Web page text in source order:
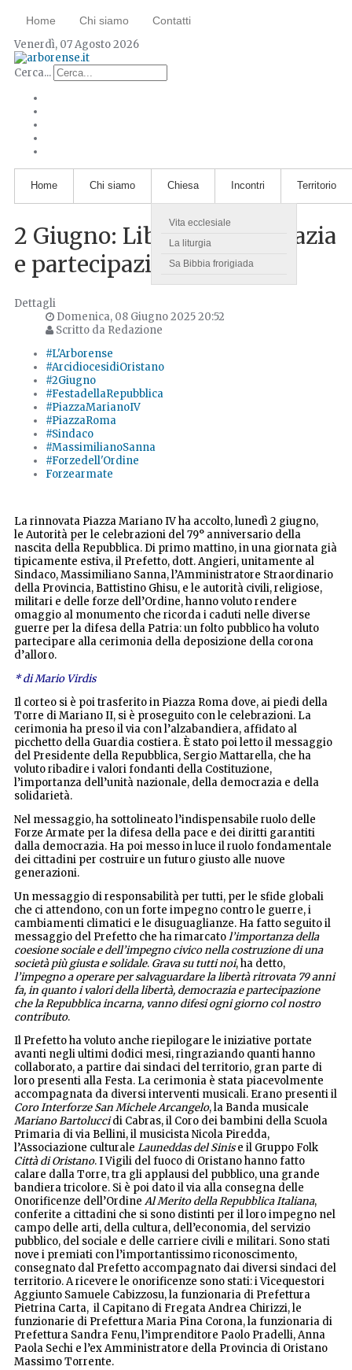
Home Chi siamo Contatti
Venerdì, 07 Agosto 2026
Cerca...
Home Chi siamo Chiesa
Vita ecclesiale
La liturgia
Sa Bibbia frorigiada
Incontri Territorio
2 Giugno: Libertà, democrazia
e partecipazione
Dettagli
Domenica, 08 Giugno 2025 20:52
Scritto da Redazione
#L'Arborense
#ArcidiocesidiOristano
#2Giugno
#FestadellaRepubblica
#PiazzaMarianoIV
#PiazzaRoma
#Sindaco
#MassimilianoSanna
#Forzedell'Ordine
Forzearmate
La rinnovata Piazza Mariano IV ha accolto, lunedì 2 giugno,
le Autorità per le celebrazioni del 79° anniversario della
nascita della Repubblica. Di primo mattino, in una giornata già
tipicamente estiva, il Prefetto, dott. Angieri, unitamente al
Sindaco, Massimiliano Sanna, l’Amministratore Straordinario
della Provincia, Battistino Ghisu, e le autorità civili, religiose,
militari e delle forze dell’Ordine, hanno voluto rendere
omaggio al monumento che ricorda i caduti nelle diverse
guerre per la difesa della Patria: un folto pubblico ha voluto
partecipare alla cerimonia della deposizione della corona
d’alloro.
* di Mario Virdis
Il corteo si è poi trasferito in Piazza Roma dove, ai piedi della
Torre di Mariano II, si è proseguito con le celebrazioni. La
cerimonia ha preso il via con l’alzabandiera, affidato al
picchetto della Guardia costiera. È stato poi letto il messaggio
del Presidente della Repubblica, Sergio Mattarella, che ha
voluto ribadire i valori fondanti della Costituzione,
l’importanza dell’unità nazionale, della democrazia e della
solidarietà.
Nel messaggio, ha sottolineato l’indispensabile ruolo delle
Forze Armate per la difesa della pace e dei diritti garantiti
dalla democrazia. Ha poi messo in luce il ruolo fondamentale
dei cittadini per costruire un futuro giusto alle nuove
generazioni.
Un messaggio di responsabilità per tutti, per le sfide globali
che ci attendono, con un forte impegno contro le guerre, i
cambiamenti climatici e le disuguaglianze. Ha fatto seguito il
messaggio del Prefetto che ha rimarcatol’importanza della
coesione sociale e dell’impegno civico nella costruzione di una
società più giusta e solidale. Grava su tutti noi, ha detto,
l’impegno a operare per salvaguardare la libertà ritrovata 79 anni
fa, in quanto i valori della libertà, democrazia e partecipazione
che la Repubblica incarna, vanno difesi ogni giorno col nostro
contributo.
Il Prefetto ha voluto anche riepilogare le iniziative portate
avanti negli ultimi dodici mesi, ringraziando quanti hanno
collaborato, a partire dai sindaci del territorio, gran parte di
loro presenti alla Festa. La cerimonia è stata piacevolmente
accompagnata da diversi interventi musicali. Erano presenti il
Coro Interforze San Michele Arcangelo, la Banda musicale
Mariano Bartoluccidi Cabras, il Coro dei bambini della Scuola
Primaria di via Bellini, il musicista Nicola Piredda,
l’Associazione culturale Launeddas del Sinise il Gruppo Folk
Città di Oristano. I Vigili del fuoco di Oristano hanno fatto
calare dalla Torre, tra gli applausi del pubblico, una grande
bandiera tricolore. Si è poi dato il via alla consegna delle
Onorificenze dell’Ordine Al Merito della Repubblica Italiana,
conferite a cittadini che si sono distinti per il loro impegno nel
campo delle arti, della cultura, dell’economia, del servizio
pubblico, del sociale e delle carriere civili e militari. Sono stati
nove i premiati con l’importantissimo riconoscimento,
consegnato dal Prefetto accompagnato dai diversi sindaci del
territorio. A ricevere le onorificenze sono stati: i Vicequestori
Aggiunto Samuele Cabizzosu, la funzionaria di Prefettura
Pietrina Carta, il Capitano di Fregata Andrea Chirizzi, le
funzionarie di Prefettura Maria Pina Corona, la funzionaria di
Prefettura Sandra Fenu, l’imprenditore Paolo Pradelli, Anna
Paola Sechi e l’ex Amministratore della Provincia di Oristano
Massimo Torrente.